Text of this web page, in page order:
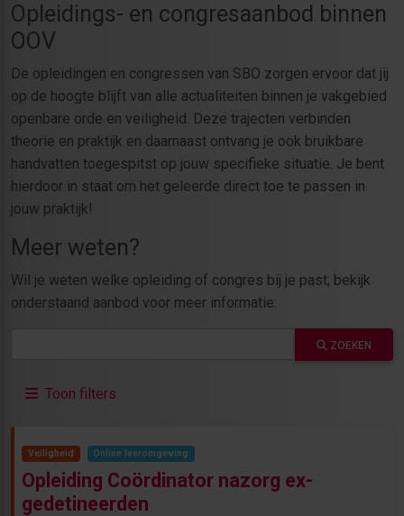
Opleidings- en congresaanbod binnen
OOV
De opleidingen en congressen van SBO zorgen ervoor dat jij
op de hoogte blijft van alle actualiteiten binnen je vakgebied
openbare orde en veiligheid. Deze trajecten verbinden
theorie en praktijk en daarnaast ontvang je ook bruikbare
handvatten toegespitst op jouw specifieke situatie. Je bent
hierdoor in staat om het geleerde direct toe te passen in
jouw praktijk!
Meer weten?
Wil je weten welke opleiding of congres bij je past; bekijk
onderstaand aanbod voor meer informatie:
ZOEKEN
Toon filters
Veiligheid Online leeromgeving
Opleiding Coördinator nazorg ex-
gedetineerden